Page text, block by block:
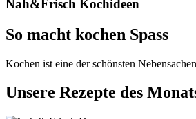
Nah&Frisch Kochideen
So macht kochen Spass
Kochen ist eine der schönsten
Unsere Rezepte des